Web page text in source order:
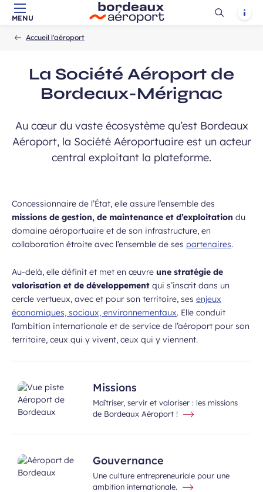
Aller au contenu principal
Aller à la navigation
Aller à la
MENU
Ouvrir
Accueil l'aéroport
La Société Aéroport de
Bordeaux-Mérignac
Au cœur du vaste écosystème qu’est Bordeaux
Aéroport, la Société Aéroportuaire est un acteur
central exploitant la plateforme.
Concessionnaire de l’État, elle assure l’ensemble des
missions de gestion, de maintenance et d’exploitation du
domaine aéroportuaire et de son infrastructure, en
collaboration étroite avec l’ensemble de ses partenaires.
Au-delà, elle définit et met en œuvre une stratégie de
valorisation et de développement qui s’inscrit dans un
cercle vertueux, avec et pour son territoire, ses enjeux
économiques, sociaux, environnementaux. Elle conduit
l’ambition internationale et de service de l’aéroport pour son
territoire, ceux qui y vivent, ceux qui y viennent.
Missions
Maîtriser, servir et valoriser : les missions
de Bordeaux Aéroport !
Gouvernance
Une culture entrepreneuriale pour une
ambition internationale.